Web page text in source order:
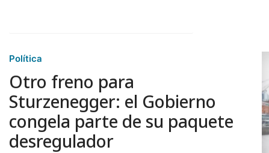
Política
Otro freno para
Sturzenegger: el Gobierno
congela parte de su paquete
desregulador